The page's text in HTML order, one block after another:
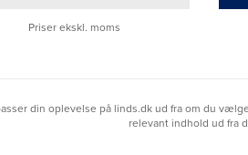
Ring til os på9992
Vi sidder klar til at
Priser ekskl. moms
din oplevelse på linds.dk ud fra om du
relevant indhold ud fra